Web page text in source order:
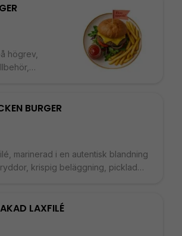
högrev,
BURGER
marinerad i en autentisk blandning
krispig beläggning, picklad
LAXFILÉ